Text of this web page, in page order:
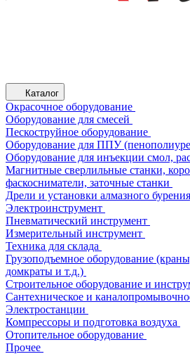
Каталог
Окрасочное оборудование
Оборудование для смесей
Пескоструйное оборудование
Оборудование для ППУ
Оборудование для инъекции смол,
Магнитные сверлильные станки,
фаскосниматели, заточные станки
Дрели и установки алмазного
Электроинструмент
Пневматический инструмент
Измерительный инструмент
Техника для склада
Грузоподъемное оборудование
домкраты и т.д.)
Строительное оборудование и
Сантехническое и
Электростанции
Компрессоры и подготовка воздуха
Отопительное оборудование
Прочее